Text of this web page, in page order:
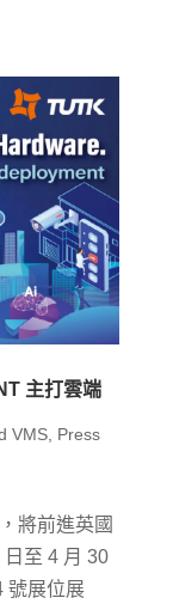
主打雲端
VMS, Press
將前進英國
至 4 月 30
號展位展